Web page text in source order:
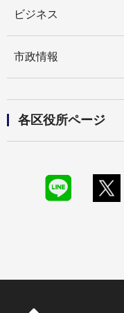
ビジネス
市政情報
各区役所ページ